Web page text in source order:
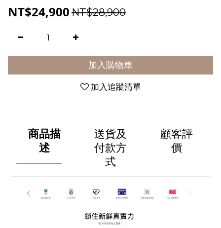
NT$24,900 NT$28,900
加入購物車
加入追蹤清單
商品描
述
送貨及
付款方
式
顧客評
價